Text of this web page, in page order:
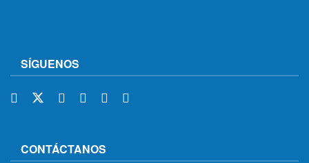
SÍGUENOS
CONTÁCTANOS